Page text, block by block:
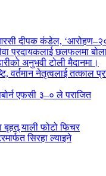
दीपक कंडेल,
प्रदायकलाई छलफलमा
अनुभवी टोली मैदानमा।
वर्तमान नेतृत्वलाई तत्काल
एफसी ३–० ले पराजित
बृहत् र्‍याली फोटो फिचर
सिरहा ल्याइने